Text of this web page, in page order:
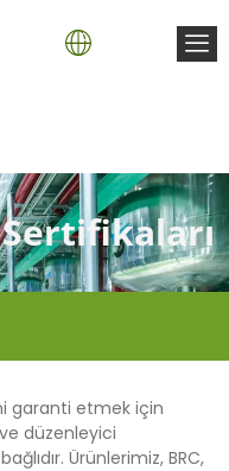
garanti etmek için
düzenleyici
Ürünlerimiz, BRC,